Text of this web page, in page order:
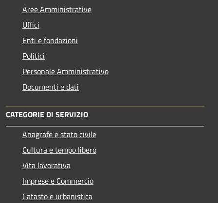
Aree Amministrative
Uffici
Enti e fondazioni
Politici
Personale Amministrativo
Documenti e dati
CATEGORIE DI SERVIZIO
Anagrafe e stato civile
Cultura e tempo libero
Vita lavorativa
Imprese e Commercio
Catasto e urbanistica